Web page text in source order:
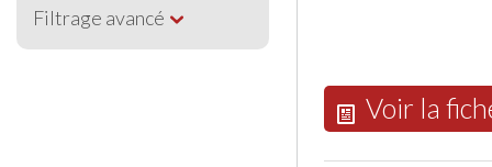
Filtrage avancé
Voir la